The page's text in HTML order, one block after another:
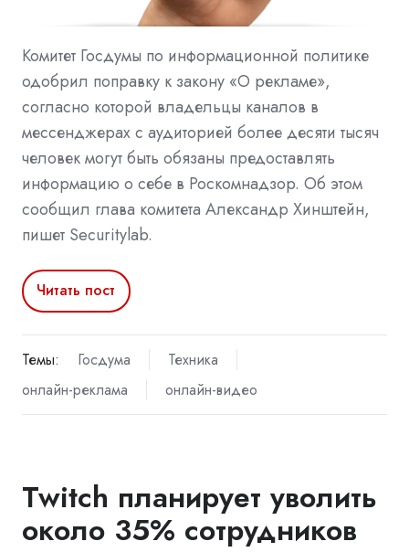
Комитет Госдумы по информационной политике
одобрил поправку к закону «О рекламе»,
согласно которой владельцы каналов в
мессенджерах с аудиторией более десяти тысяч
человек могут быть обязаны предоставлять
информацию о себе в Роскомнадзор. Об этом
сообщил глава комитета Александр Хинштейн,
пишет Securitylab.
Читать пост
Темы: Госдума
Техника
онлайн-реклама
онлайн-видео
Twitch планирует уволить
около 35% сотрудников